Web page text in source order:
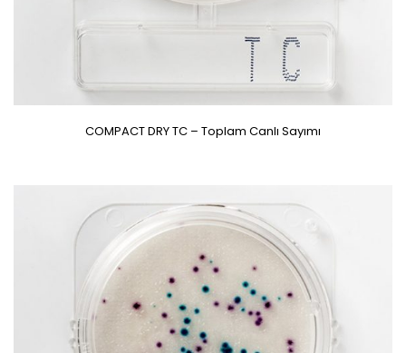
COMPACT DRY TC – Toplam Canlı Sayımı